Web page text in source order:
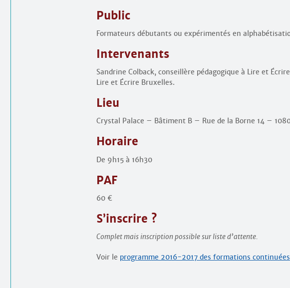
Public
Formateurs débutants ou expérimentés en
Intervenants
Sandrine Colback, conseillère pédagogique à Lire et
Lire et Écrire Bruxelles.
Lieu
Crystal Palace – Bâtiment B – Rue de la Borne 14 –
Horaire
De 9h15 à 16h30
PAF
60 €
S’inscrire ?
Complet mais inscription possible sur liste d’attente.
Voir le programme 2016-2017 des formations continuées